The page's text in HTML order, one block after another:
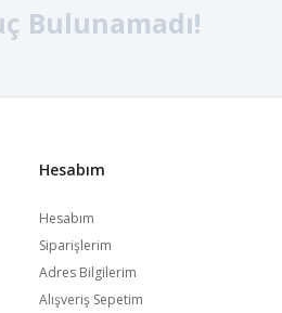
Bulunamadı!
Hesabım
Hesabım
Siparişlerim
Adres Bilgilerim
Alışveriş Sepetim